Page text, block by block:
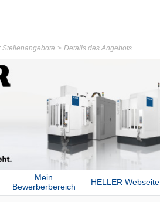
Stellenangebote Details des Angebots
Mein
Bewerberbereich
HELLER Webseite